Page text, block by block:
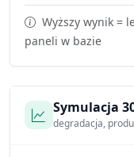
Wyższy wynik =
paneli w bazie
Symulacja
degradacja,